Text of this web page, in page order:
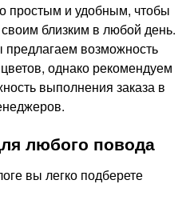
простым и удобным, чтобы
близким в любой день.
возможность
однако рекомендуем
выполнения заказа в
любого повода
вы легко подберете